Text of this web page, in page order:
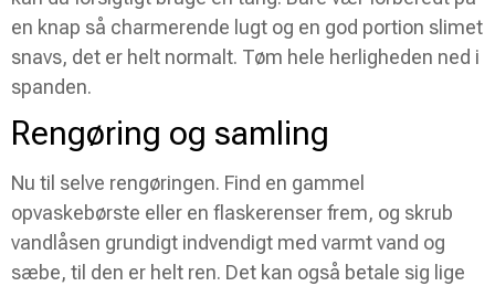
en knap så charmerende lugt og en god portion slimet
snavs, det er helt normalt. Tøm hele herligheden ned i
spanden.
Rengøring og samling
Nu til selve rengøringen. Find en gammel
opvaskebørste eller en flaskerenser frem, og skrub
vandlåsen grundigt indvendigt med varmt vand og
sæbe, til den er helt ren. Det kan også betale sig lige